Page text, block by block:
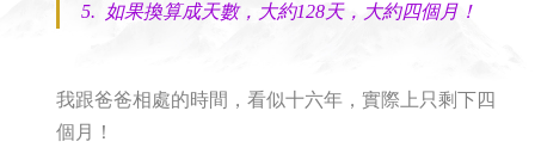
5. 如果換算成天數，大約128天，大約四個月！
我跟爸爸相處的時間，看似十六年，實際上只剩下四
個月！